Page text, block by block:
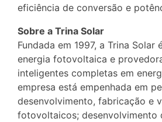
eficiência de conversão e
Sobre a Trina Solar
Fundada em 1997, a Trina Solar
energia fotovoltaica e
inteligentes completas em
empresa está empenhada em
desenvolvimento, fabricação e
fotovoltaicos; desenvolvimento